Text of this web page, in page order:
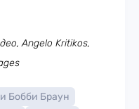
Angelo Kritikos,
Бобби Браун